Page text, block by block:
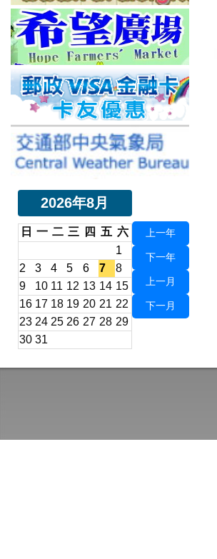
2026年8月
日 一 二 三 四 五 六
1
2
3 4 5 6 7
8
9
10 11 12 13 14 15
16 17 18 19 20 21 22
23 24 25 26 27 28 29
30 31
上一年
下一年
上一月
下一月